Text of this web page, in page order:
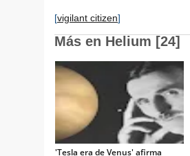
[vigilant citizen]
Más en Helium [24]
'Tesla era de Venus' afirma